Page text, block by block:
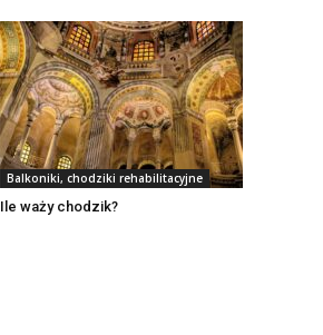
Balkoniki, chodziki rehabilitacyjne
Ile waży chodzik?